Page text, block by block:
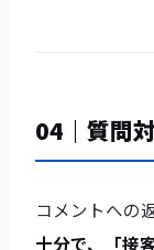
04｜質問
コメントへの
十分で、「接